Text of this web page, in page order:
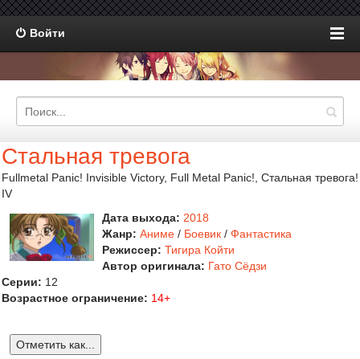
Войти
Стальная тревога
Fullmetal Panic! Invisible Victory, Full Metal Panic!, Стальная тревога!
IV
Дата выхода: 2018
Жанр: Аниме / Боевик / Фантастика
Режиссер: Тигира Койти
Автор оригинала: Гато Сёдзи
Серии: 12
Возрастное ограничение: 14+
Отметить как...